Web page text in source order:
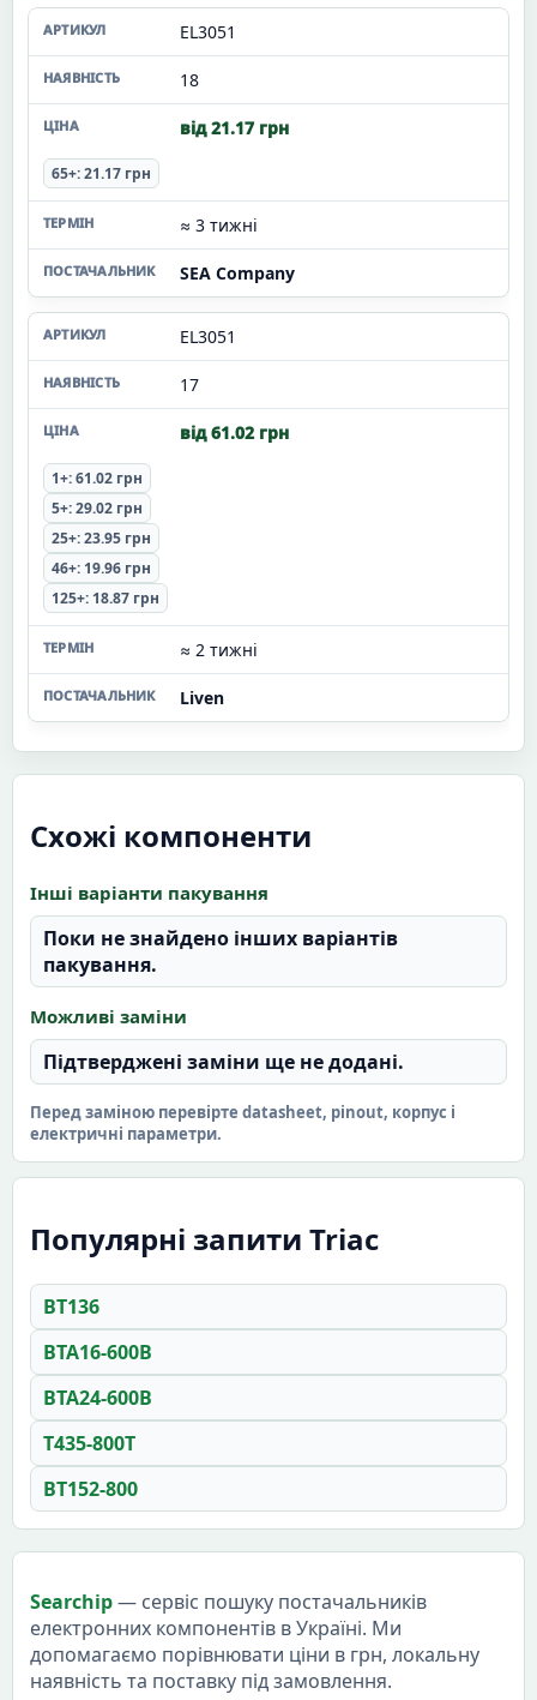
EL3051
18
від 21.17 грн
65+: 21.17 грн
≈ 3 тижні
SEA Company
EL3051
17
від 61.02 грн
1+: 61.02 грн
5+: 29.02 грн
25+: 23.95 грн
46+: 19.96 грн
125+: 18.87 грн
≈ 2 тижні
Liven
Схожі компоненти
Інші варіанти пакування
Поки не знайдено інших варіантів
пакування.
Можливі заміни
Підтверджені заміни ще не додані.
Перед заміною перевірте datasheet, pinout, корпус і
електричні параметри.
Популярні запити Triac
BT136
BTA16-600B
BTA24-600B
T435-800T
BT152-800
Searchip— сервіс пошуку постачальників
електронних компонентів в Україні. Ми
допомагаємо порівнювати ціни в грн, локальну
наявність та поставку під замовлення.